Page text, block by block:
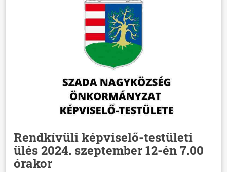
Rendkívüli képviselő-testületi
ülés 2024. szeptember 12-én 7.00
órakor